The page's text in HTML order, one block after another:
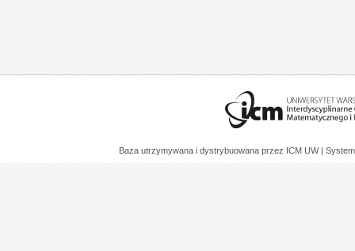
Baza utrzymywana i dystrybuowana przez ICM UW |